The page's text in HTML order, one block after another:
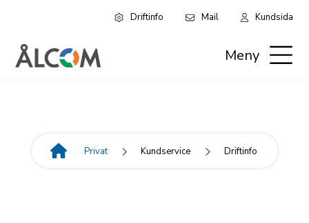
till
huvudinnehåll
Driftinfo Mail Kundsida
Meny
Privat Kundservice Driftinfo